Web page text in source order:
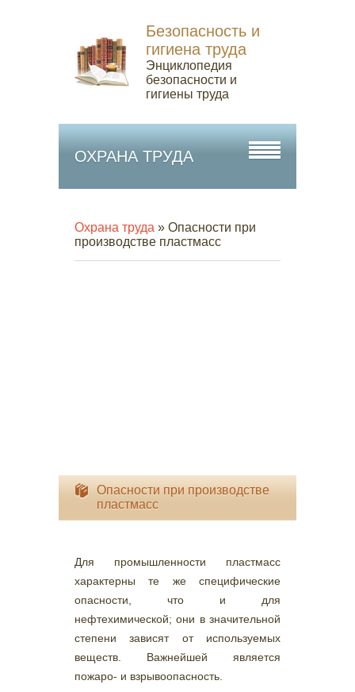
Безопасность и
гигиена труда
Энциклопедия
безопасности и
гигиены труда
ОХРАНА ТРУДА
Охрана труда » Опасности при
производстве пластмасс
Опасности при производстве
пластмасс
Для промышленности пластмасс
характерны те же специфические
опасности, что и для
нефтехимической; они в значительной
степени зависят от используемых
веществ. Важнейшей является
пожаро- и взрывоопасность.